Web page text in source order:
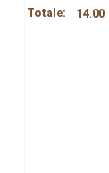
Totale:
14.00